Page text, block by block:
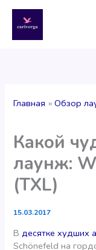
содержимому
Главная Обзор
Какой
лаунж:
(TXL)
15.03.2017
Вдесятке худших
Schönefeld на